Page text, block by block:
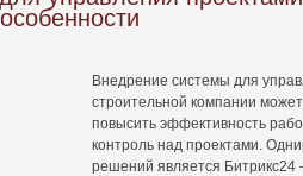
Внедрение системы для
строительной компании
повысить эффективность
контроль над проектами.
решений является Битрикс24